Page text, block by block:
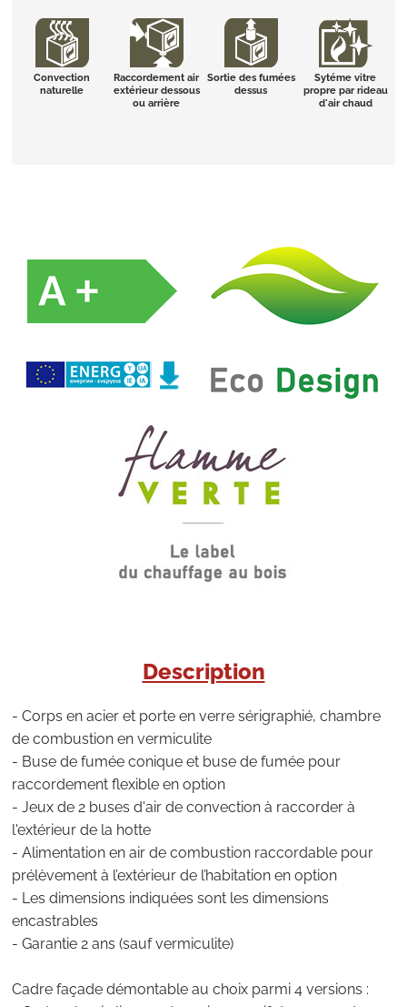
Convection
naturelle
Raccordement air
extérieur dessous
ou arrière
Sortie des fumées
dessus
Sytéme vitre
propre par rideau
d'air chaud
Description
- Corps en acier et porte en verre sérigraphié, chambre
de combustion en vermiculite
- Buse de fumée conique et buse de fumée pour
raccordement flexible en option
- Jeux de 2 buses d'air de convection à raccorder à
l'extérieur de la hotte
- Alimentation en air de combustion raccordable pour
prélèvement à l’extérieur de l’habitation en option
- Les dimensions indiquées sont les dimensions
encastrables
- Garantie 2 ans (sauf vermiculite)
Cadre façade démontable au choix parmi 4 versions :